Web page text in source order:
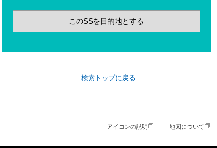
このSSを目的地とする
検索トップに戻る
アイコンの説明 地図について